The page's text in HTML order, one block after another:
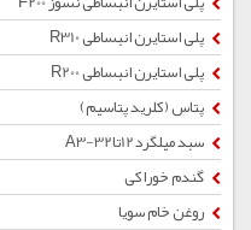
پلی استایرن انبساطی R310
پلی استایرن انبساطی R200
پتاس (کلرید پتاسیم)
سبد میلگرد12تا32-A3
گندم خوراکی
روغن خام سویا